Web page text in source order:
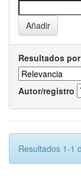
Resultados
Autor/registro
Resultados 1-1